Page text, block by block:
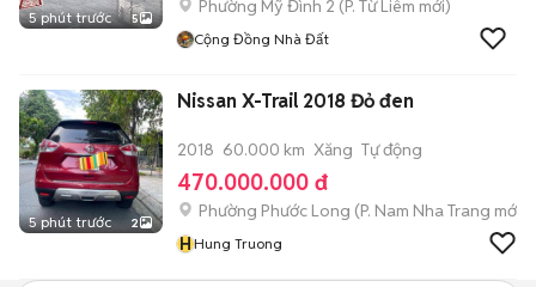
5 phút trước 5
Phường Mỹ Đình 2 (P. Từ Liêm mới)
Cộng Đồng Nhà Đất
5 phút trước 2
Nissan X-Trail 2018 Đỏ đen
2018 60.000 km Xăng Tự động
470.000.000 đ
Phường Phước Long (P. Nam Nha Trang mới)
HHung Truong